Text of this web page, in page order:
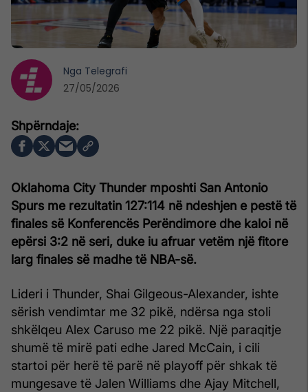
Oklahoma City Thunder mposhti San Antonio
Spurs me rezultatin 127:114 në ndeshjen e pestë të
finales së Konferencës Perëndimore dhe kaloi në
epërsi 3:2 në seri, duke iu afruar vetëm një fitore
larg finales së madhe të NBA-së.
Lideri i Thunder, Shai Gilgeous-Alexander, ishte
sërish vendimtar me 32 pikë, ndërsa nga stoli
shkëlqeu Alex Caruso me 22 pikë. Një paraqitje
shumë të mirë pati edhe Jared McCain, i cili
startoi për herë të parë në playoff për shkak të
mungesave të Jalen Williams dhe Ajay Mitchell,
Nga Telegrafi
27/05/2026